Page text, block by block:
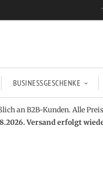
BUSINESSGESCHENKE
an B2B-Kunden. Alle
Versand erfolgt